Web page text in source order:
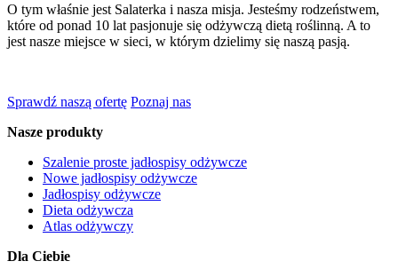
O tym właśnie jest Salaterka i nasza misja. Jesteśmy rodzeństwem,
które od ponad 10 lat pasjonuje się odżywczą dietą roślinną. A to
jest nasze miejsce w sieci, w którym dzielimy się naszą pasją.
Sprawdź naszą ofertę Poznaj nas
Nasze produkty
Szalenie proste jadłospisy odżywcze
Nowe jadłospisy odżywcze
Jadłospisy odżywcze
Dieta odżywcza
Atlas odżywczy
Dla Ciebie